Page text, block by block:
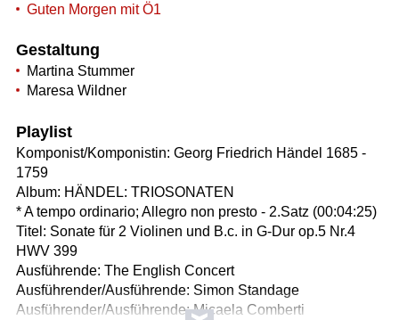
Guten Morgen mit Ö1
Gestaltung
Martina Stummer
Maresa Wildner
Playlist
Komponist/Komponistin: Georg Friedrich Händel 1685 -
1759
Album: HÄNDEL: TRIOSONATEN
* A tempo ordinario; Allegro non presto - 2.Satz (00:04:25)
Titel: Sonate für 2 Violinen und B.c. in G-Dur op.5 Nr.4
HWV 399
Ausführende: The English Concert
Ausführender/Ausführende: Simon Standage
Ausführender/Ausführende: Micaela Comberti